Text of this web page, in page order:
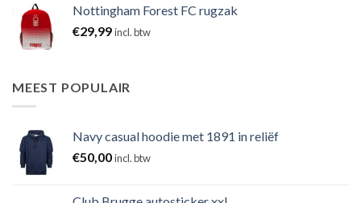
Nottingham Forest FC rugzak
€29,99incl. btw
MEEST POPULAIR
Navy casual hoodie met 1891 in reliëf
€50,00incl. btw